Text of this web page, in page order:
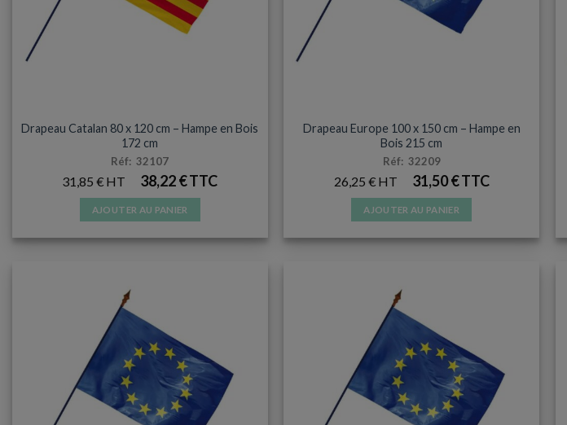
Drapeau Catalan 80 x 120 cm – Hampe en Bois
172 cm
Réf: 32107
31,85€ 38,22€
AJOUTER AU PANIER
Drapeau Europe 100 x 150 cm – Hampe en
Bois 215 cm
Réf: 32209
26,25 € 31,50€
AJOUTER AU PANIER